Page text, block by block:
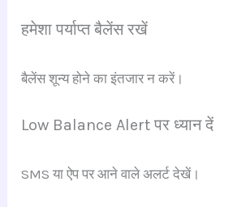
हमेशा पर्याप्त बैलेंस रखें
बैलेंस शून्य होने का इंतजार न करें।
Low Balance Alert पर ध्यान दें
SMS या ऐप पर आने वाले अलर्ट देखें।